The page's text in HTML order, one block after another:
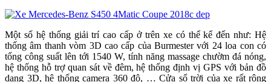
Một số hệ thống giải trí cao cấp ở trên xe có thể kể đến như: Hệ
thống âm thanh vòm 3D cao cấp của Burmester với 24 loa con có
tổng công suất lên tới 1540 W, tính năng massage chườm đá nóng,
hệ thống hỗ trợ quan sát về đêm, hệ thống định vị GPS với bản đồ
dạng 3D, hệ thống camera 360 độ, … Cửa sổ trời của xe rất rộng